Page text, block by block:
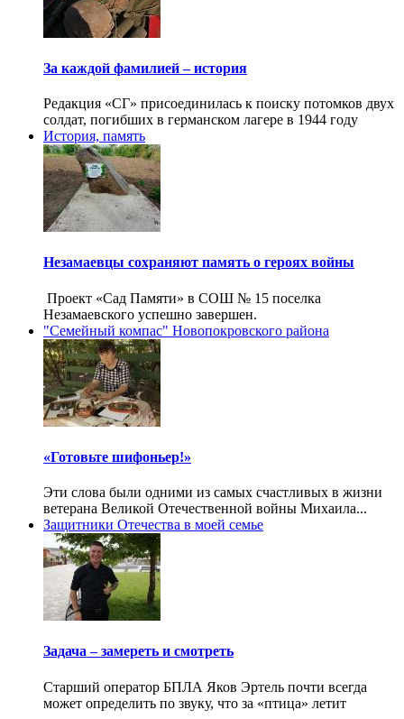
За каждой фамилией – история
Редакция «СГ» присоединилась к поиску потомков двух
солдат, погибших в германском лагере в 1944 году
История, память
Незамаевцы сохраняют память о героях войны
Проект «Сад Памяти» в СОШ № 15 поселка
Незамаевского успешно завершен.
"Семейный компас" Новопокровского района
«Готовьте шифоньер!»
Эти слова были одними из самых счастливых в жизни
ветерана Великой Отечественной войны Михаила...
Защитники Отечества в моей семье
Задача – замереть и смотреть
Старший оператор БПЛА Яков Эртель почти всегда
может определить по звуку, что за «птица» летит